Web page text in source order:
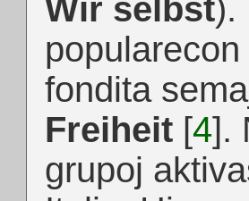
Wir selbst).
fondita
Freiheit [4].
grupoj